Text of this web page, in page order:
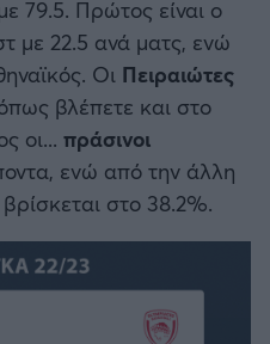
79.5. Πρώτος είναι ο
με 22.5 ανά ματς, ενώ
Οι Πειραιώτες
βλέπετε και στο
οι... πράσινοι
ενώ από την άλλη
βρίσκεται στο 38.2%.